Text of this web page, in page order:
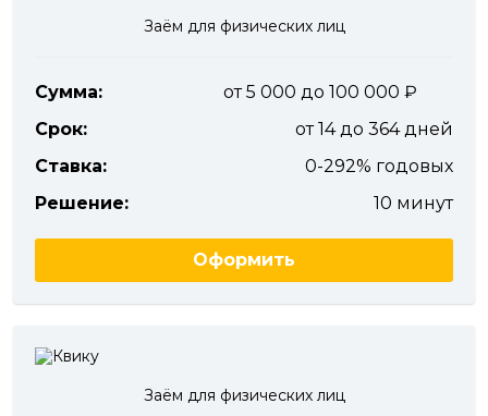
Заём для физических лиц
Сумма:
от 5 000 до 100 000
Срок:
от 14 до 364 дней
Ставка:
0-292% годовых
Решение:
10 минут
Оформить
Заём для физических лиц